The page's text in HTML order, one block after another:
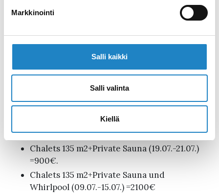
Markkinointi
Salli kaikki
Salli valinta
Kiellä
Kundendienst des Eigentümers und die
Rabatte für diejenigen, die mehrmals
kommen.
Chalets 135 m2 + Private Sauna
=1800€.
Chalets 135 m2+Private Sauna (05.07.-07.07.)
=900€.
Chalets 135 m2+Private Sauna (19.07.-21.07.)
=900€.
Chalets 135 m2+Private Sauna und
Whirlpool (09.07.-15.07.) =2100€